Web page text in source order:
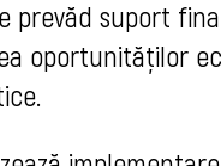
prevăd suport
oportunităților